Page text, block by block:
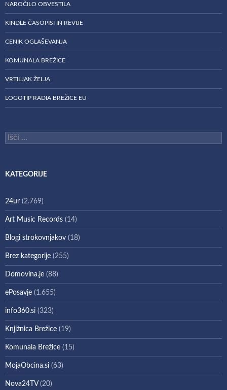
NAROČILO OBVESTILA
KINDLE ČASOPISI IN REVIJE
CENIK OGLAŠEVANJA
KOMUNALA BREŽICE
VRTILJAK ŽELJA
LOGOTIP RADIA BREŽICE EU
Išči:
KATEGORIJE
24ur (2.769)
Art Music Records (14)
Blogi strokovnjakov (18)
Brez kategorije (255)
Domovina.je (88)
ePosavje (1.655)
info360.si (323)
Knjižnica Brežice (19)
Komunala Brežice (15)
MojaObcina.si (63)
Nova24TV(20)